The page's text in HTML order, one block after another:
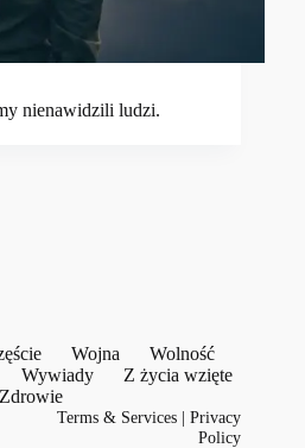
nienawidzili ludzi.
Wojna
Wolność
Wywiady
Z życia wzięte
Zdrowie
Terms & Services |Privacy
Policy